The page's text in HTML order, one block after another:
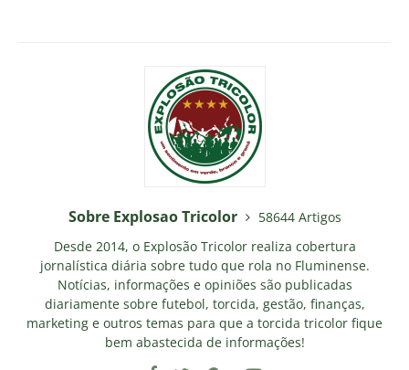
Sobre Explosao Tricolor
58644 Artigos
Desde 2014, o Explosão Tricolor realiza cobertura
jornalística diária sobre tudo que rola no Fluminense.
Notícias, informações e opiniões são publicadas
diariamente sobre futebol, torcida, gestão, finanças,
marketing e outros temas para que a torcida tricolor fique
bem abastecida de informações!